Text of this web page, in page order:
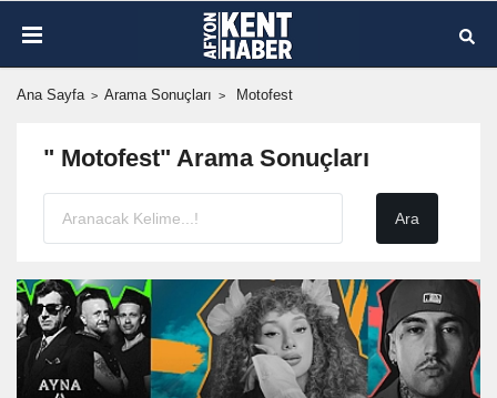
Ana Sayfa Arama Sonuçları Motofest
" Motofest" Arama Sonuçları